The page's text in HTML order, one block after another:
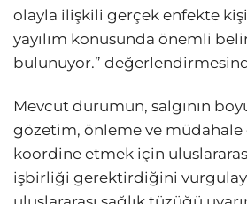
olayla ilişkili gerçek enfekte kişi
yayılım konusunda önemli
bulunuyor.”
Mevcut durumun, salgının
gözetim, önleme ve müdahale
koordine etmek için
işbirliği gerektirdiğini